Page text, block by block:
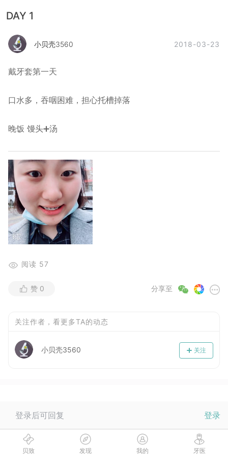
DAY 1
小贝壳3560 2018-03-23
戴牙套第一天
口水多，吞咽困难，担心托槽掉落
晚饭 馒头➕汤
阅读 57
分享至
赞 0
关注作者，看更多TA的动态
关注
小贝壳3560
登录后可回复 登录
贝致 发现 我的 牙医